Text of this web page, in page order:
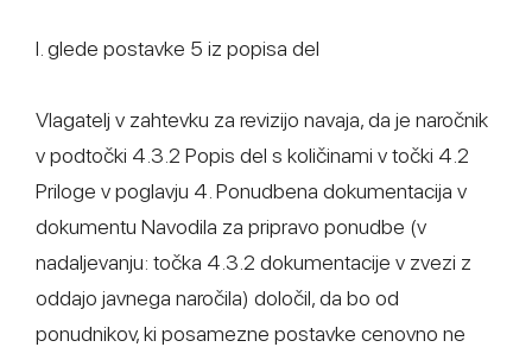
I. glede postavke 5 iz popisa del
Vlagatelj v zahtevku za revizijo navaja, da je naročnik
v podtočki 4.3.2 Popis del s količinami v točki 4.2
Priloge v poglavju 4. Ponudbena dokumentacija v
dokumentu Navodila za pripravo ponudbe (v
nadaljevanju: točka 4.3.2 dokumentacije v zvezi z
oddajo javnega naročila) določil, da bo od
ponudnikov, ki posamezne postavke cenovno ne